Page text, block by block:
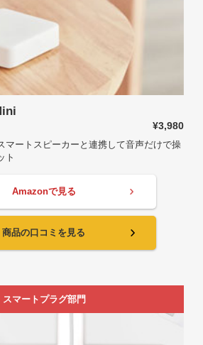
¥3,980
マートスピーカーと連携して音声だけで操
ト
Amazonで見る
商品の口コミを見る
スマートプラグ部門